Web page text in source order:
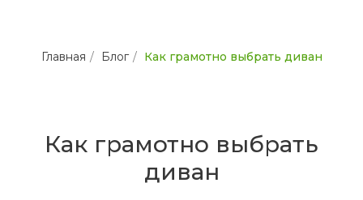
Главная / Блог / Как грамотно выбрать диван
Как грамотно выбрать
диван